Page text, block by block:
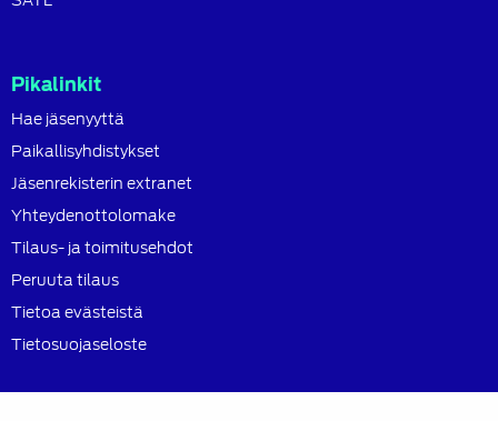
Pikalinkit
Hae jäsenyyttä
Paikallisyhdistykset
Jäsenrekisterin extranet
Yhteydenottolomake
Tilaus- ja toimitusehdot
Peruuta tilaus
Tietoa evästeistä
Tietosuojaseloste